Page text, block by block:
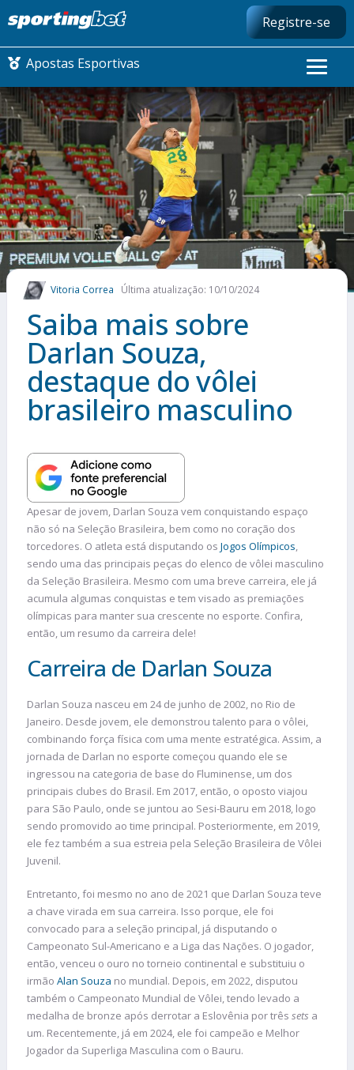
Registre-se
Apostas Esportivas
CONMEBOL LIBERTADORES
FUTEBOL NACIONAL
FUTEBOL INTERNACIONAL
COMO APOSTAR
MAIS ESPORTES
Vitoria Correa Última atualização: 10/10/2024
Saiba mais sobre
Darlan Souza,
destaque do vôlei
brasileiro masculino
Apesar de jovem, Darlan Souza vem conquistando espaço
não só na Seleção Brasileira, bem como no coração dos
torcedores. O atleta está disputando os Jogos Olímpicos,
sendo uma das principais peças do elenco de vôlei masculino
da Seleção Brasileira. Mesmo com uma breve carreira, ele já
acumula algumas conquistas e tem visado as premiações
olímpicas para manter sua crescente no esporte. Confira,
então, um resumo da carreira dele!
Carreira de Darlan Souza
Darlan Souza nasceu em 24 de junho de 2002, no Rio de
Janeiro. Desde jovem, ele demonstrou talento para o vôlei,
combinando força física com uma mente estratégica. Assim, a
jornada de Darlan no esporte começou quando ele se
ingressou na categoria de base do Fluminense, um dos
principais clubes do Brasil. Em 2017, então, o oposto viajou
para São Paulo, onde se juntou ao Sesi-Bauru em 2018, logo
sendo promovido ao time principal. Posteriormente, em 2019,
ele fez também a sua estreia pela Seleção Brasileira de Vôlei
Juvenil.
Entretanto, foi mesmo no ano de 2021 que Darlan Souza teve
a chave virada em sua carreira. Isso porque, ele foi
convocado para a seleção principal, já disputando o
Campeonato Sul-Americano e a Liga das Nações. O jogador,
então, venceu o ouro no torneio continental e substituiu o
irmão Alan Souza no mundial. Depois, em 2022, disputou
também o Campeonato Mundial de Vôlei, tendo levado a
medalha de bronze após derrotar a Eslovênia por três sets a
um. Recentemente, já em 2024, ele foi campeão e Melhor
Jogador da Superliga Masculina com o Bauru.